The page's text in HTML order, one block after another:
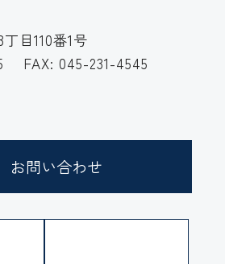
目110番1号
FAX: 045-231-4545
お問い合わせ